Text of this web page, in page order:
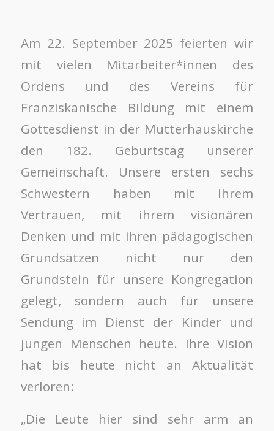
Am 22. September 2025 feierten wir
mit vielen Mitarbeiter*innen des
Ordens und des Vereins für
Franziskanische Bildung mit einem
Gottesdienst in der Mutterhauskirche
den 182. Geburtstag unserer
Gemeinschaft. Unsere ersten sechs
Schwestern haben mit ihrem
Vertrauen, mit ihrem visionären
Denken und mit ihren pädagogischen
Grundsätzen nicht nur den
Grundstein für unsere Kongregation
gelegt, sondern auch für unsere
Sendung im Dienst der Kinder und
jungen Menschen heute. Ihre Vision
hat bis heute nicht an Aktualität
verloren:
„Die Leute hier sind sehr arm an